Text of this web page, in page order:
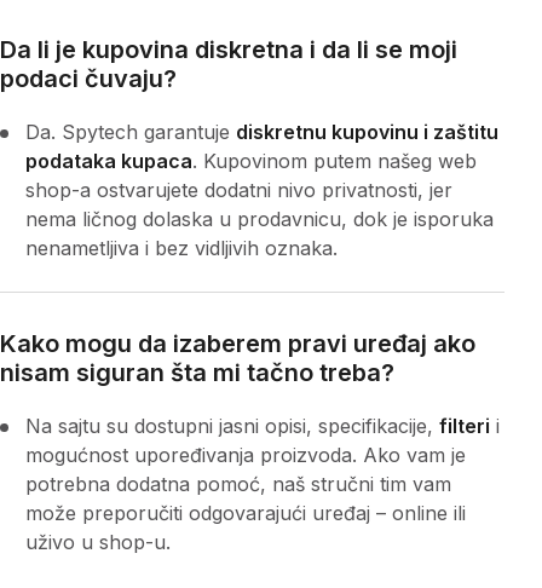
Da li je kupovina diskretna i da li se moji
podaci čuvaju?
Da. Spytech garantuje diskretnu kupovinu i zaštitu
podataka kupaca. Kupovinom putem našeg web
shop-a ostvarujete dodatni nivo privatnosti, jer
nema ličnog dolaska u prodavnicu, dok je isporuka
nenametljiva i bez vidljivih oznaka.
Kako mogu da izaberem pravi uređaj ako
nisam siguran šta mi tačno treba?
Na sajtu su dostupni jasni opisi, specifikacije, filteri i
mogućnost upoređivanja proizvoda. Ako vam je
potrebna dodatna pomoć, naš stručni tim vam
može preporučiti odgovarajući uređaj – online ili
uživo u shop-u.